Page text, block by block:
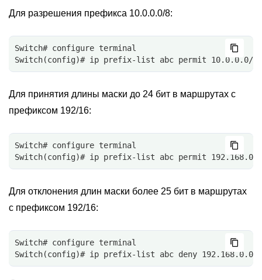
Для разрешения префикса 10.0.0.0/8:
Switch# configure terminal
Switch(config)# ip prefix-list abc permit 10.0.0.0/8
Для принятия длины маски до 24 бит в маршрутах с
префиксом 192/16:
Switch# configure terminal
Switch(config)# ip prefix-list abc permit
Для отклонения длин маски более 25 бит в маршрутах
с префиксом 192/16:
Switch# configure terminal
Switch(config)# ip prefix-list abc deny 192.168.0.0/